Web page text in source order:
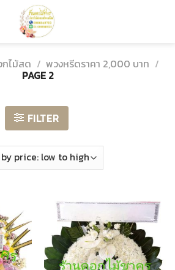
ไม้สด / พวงหรีดราคา 2,000 บาท /
PAGE 2
FILTER